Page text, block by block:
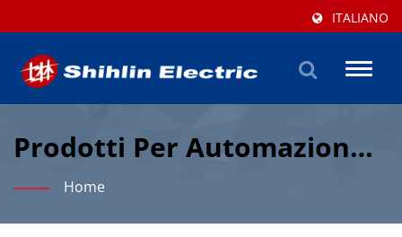
ITALIANO
Toggle
Prodotti Per Automazione
Industriale | Shihlin
Home